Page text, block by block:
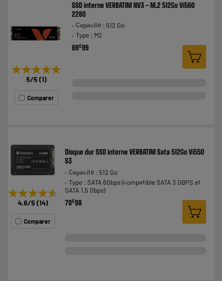
★★★★★
★★★★★
5/5 (1)
Comparer
SSD interne VERBATIM NV3 - M.2 512Go Vi560
2280
Capacité : 512 Go
Type : M2
69€99
★★★★★
★★★★★
4.6/5 (14)
Comparer
Disque dur SSD interne VERBATIM Sata 512Go Vi550
S3
Capacité : 512 Go
Type : SATA 6Gbps (compatible SATA 3 GBPS et
SATA 1,5 Gbps)
79€98